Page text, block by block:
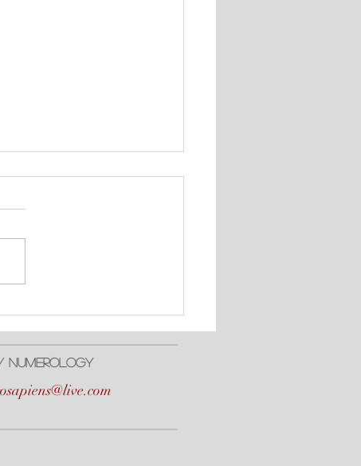
Positivo de #Urano,
y #Neptuno
NumerologY